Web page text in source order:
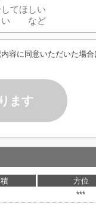
容に同意いただいた場
ます
方位
***